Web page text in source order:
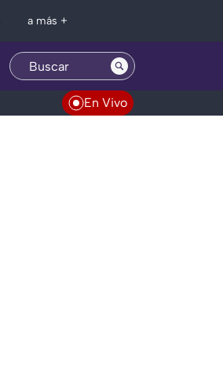
a más +
En Vivo